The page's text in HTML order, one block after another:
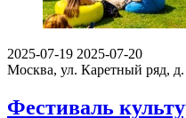
2025-07-19 2025-07-20
Москва, ул. Каретный ряд,
Фестиваль